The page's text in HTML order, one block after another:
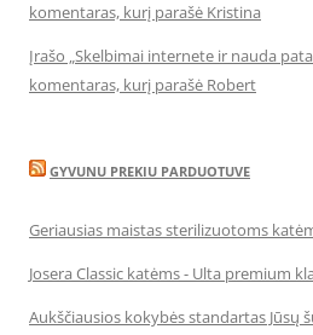
komentaras, kurį parašė Kristina
Įrašo „Skelbimai internete ir nauda
komentaras, kurį parašė Robert
GYVUNU PREKIU PARDUOTUVE
Geriausias maistas sterilizuotoms
Josera Classic katėms - Ulta premium
Aukščiausios kokybės standartas Jūsų